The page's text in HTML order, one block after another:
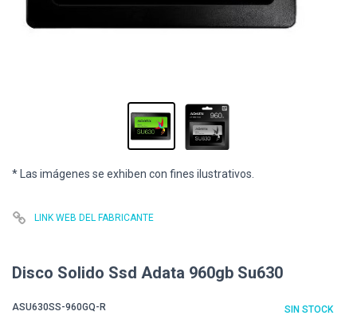
* Las imágenes se exhiben con fines ilustrativos.
LINK WEB DEL FABRICANTE
Disco Solido Ssd Adata 960gb Su630
ASU630SS-960GQ-R SIN STOCK